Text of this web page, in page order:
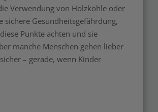
Verwendung von Holzkohle oder
sichere Gesundheitsgefährdung,
Punkte achten und sie
manche Menschen gehen lieber
– gerade, wenn Kinder